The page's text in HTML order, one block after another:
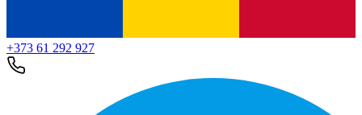
+373 61 292 927